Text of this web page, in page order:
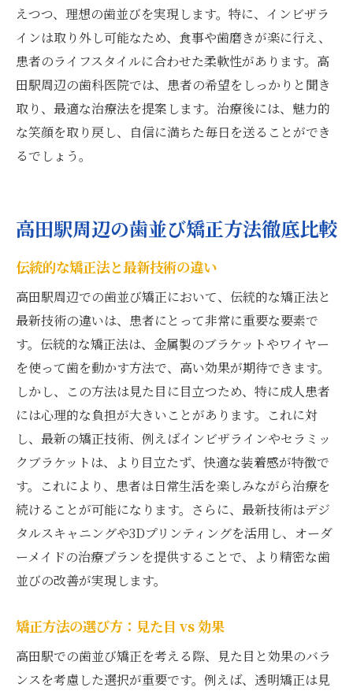
えつつ、理想の歯並びを実現します。特に、インビザラ
インは取り外し可能なため、食事や歯磨きが楽に行え、
患者のライフスタイルに合わせた柔軟性があります。高
田駅周辺の歯科医院では、患者の希望をしっかりと聞き
取り、最適な治療法を提案します。治療後には、魅力的
な笑顔を取り戻し、自信に満ちた毎日を送ることができ
るでしょう。
高田駅周辺の歯並び矯正方法徹底比較
伝統的な矯正法と最新技術の違い
高田駅周辺での歯並び矯正において、伝統的な矯正法と
最新技術の違いは、患者にとって非常に重要な要素で
す。伝統的な矯正法は、金属製のブラケットやワイヤー
を使って歯を動かす方法で、高い効果が期待できます。
しかし、この方法は見た目に目立つため、特に成人患者
には心理的な負担が大きいことがあります。これに対
し、最新の矯正技術、例えばインビザラインやセラミッ
クブラケットは、より目立たず、快適な装着感が特徴で
す。これにより、患者は日常生活を楽しみながら治療を
続けることが可能になります。さらに、最新技術はデジ
タルスキャニングや3Dプリンティングを活用し、オーダ
ーメイドの治療プランを提供することで、より精密な歯
並びの改善が実現します。
矯正方法の選び方：見た目 vs 効果
高田駅での歯並び矯正を考える際、見た目と効果のバラ
ンスを考慮した選択が重要です。例えば、透明矯正は見